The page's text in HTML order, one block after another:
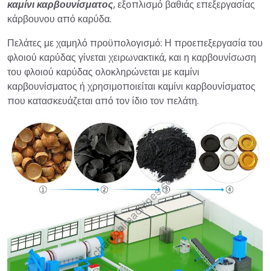
καμίνι καρβουνίσματος, εξοπλισμό βαθιάς επεξεργασίας
κάρβουνου από καρύδα.
Πελάτες με χαμηλό προϋπολογισμό: Η προεπεξεργασία του
φλοιού καρύδας γίνεται χειρωνακτικά, και η καρβουνίσωση
του φλοιού καρύδας ολοκληρώνεται με καμίνι
καρβουνίσματος ή χρησιμοποιείται καμίνι καρβουνίσματος
που κατασκευάζεται από τον ίδιο τον πελάτη.